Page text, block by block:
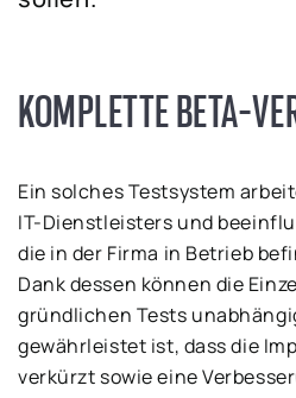
KOMPLETTE BETA-
Ein solches Testsystem
IT-Dienstleisters und
die in der Firma in Betrieb
Dank dessen können die
gründlichen Tests
gewährleistet ist, dass die
verkürzt sowie eine